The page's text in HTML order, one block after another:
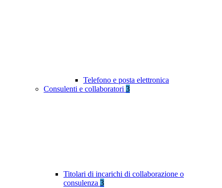
Telefono e posta elettronica
Consulenti e collaboratori 3
Titolari di incarichi di collaborazione o
consulenza 3